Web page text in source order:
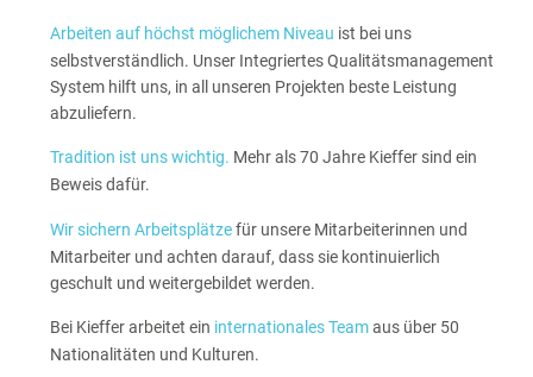
Arbeiten auf höchst möglichem Niveau ist bei uns
selbstverständlich. Unser Integriertes Qualitätsmanagement
System hilft uns, in all unseren Projekten beste Leistung
abzuliefern.
Tradition ist uns wichtig. Mehr als 70 Jahre Kieffer sind ein
Beweis dafür.
Wir sichern Arbeitsplätzefür unsere Mitarbeiterinnen und
Mitarbeiter und achten darauf, dass sie kontinuierlich
geschult und weitergebildet werden.
Bei Kieffer arbeitet ein internationales Teamaus über 50
Nationalitäten und Kulturen.